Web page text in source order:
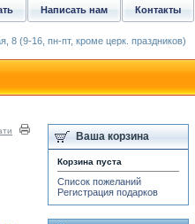
Ваша корзина
Корзина пуста
Список пожеланий
Регистрация подарков
Контакты
Написать нам
(9-16, пн-пт, кроме церк. праздников)